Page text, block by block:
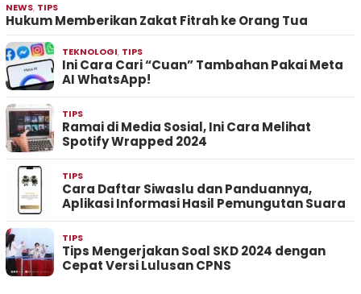
NEWS, TIPS
Hukum Memberikan Zakat Fitrah ke Orang Tua
TEKNOLOGI, TIPS
Ini Cara Cari “Cuan” Tambahan Pakai Meta
AI WhatsApp!
TIPS
Ramai di Media Sosial, Ini Cara Melihat
Spotify Wrapped 2024
TIPS
Cara Daftar Siwaslu dan Panduannya,
Aplikasi Informasi Hasil Pemungutan Suara
TIPS
Tips Mengerjakan Soal SKD 2024 dengan
Cepat Versi Lulusan CPNS